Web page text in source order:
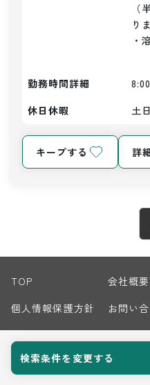
検索条件を変更する
（
り
・
勤務時間詳細
休日休暇
土
キープする 詳
TOP
会社概要
個人情報保護方針
お問い
© 2026 Harvest Biz